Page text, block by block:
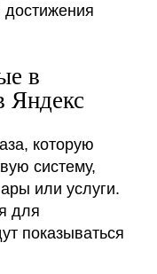
достижения
в
Яндекс
которую
систему,
или услуги.
для
показываться